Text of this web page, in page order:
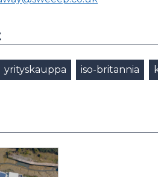
yrityskauppa iso-britannia